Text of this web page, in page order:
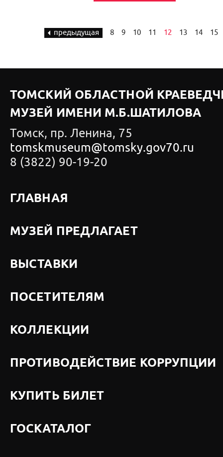
предыдущая 8 9 10 11 12 13 14 15
ТОМСКИЙ ОБЛАСТНОЙ
МУЗЕЙ ИМЕНИ М.Б.ШАТИЛОВА
Томск, пр. Ленина, 75
tomskmuseum@tomsky.gov70.ru
8 (3822) 90-19-20
ГЛАВНАЯ
МУЗЕЙ ПРЕДЛАГАЕТ
ВЫСТАВКИ
ПОСЕТИТЕЛЯМ
КОЛЛЕКЦИИ
ПРОТИВОДЕЙСТВИЕ КОРРУПЦИИ
КУПИТЬ БИЛЕТ
ГОСКАТАЛОГ